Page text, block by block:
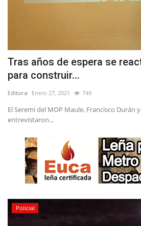
Tras años de espera se
para construir...
Editora Enero 27, 2021 749
El Seremi del MOP Maule, Francisco Durán
entrevistaron...
Policial